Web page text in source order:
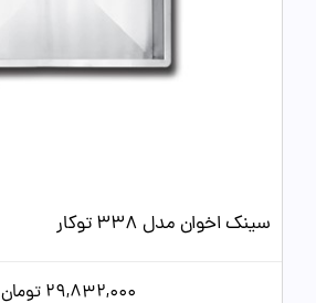
سینک اخوان مدل 338 توکار
29,832,000 تومان